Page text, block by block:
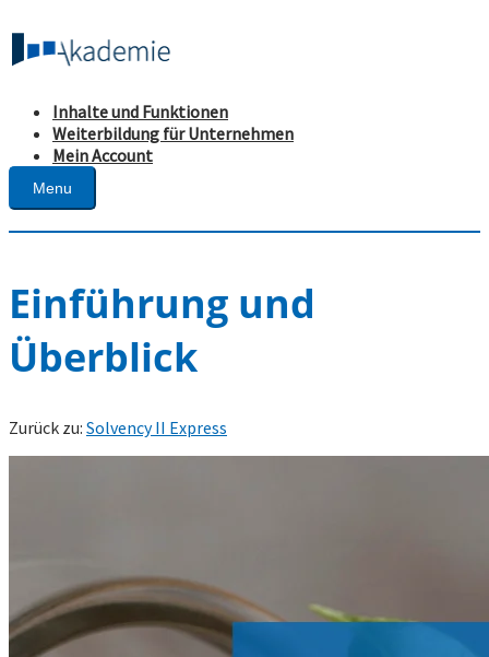
Inhalte und Funktionen
Weiterbildung für Unternehmen
Mein Account
Menu
Einführung und
Überblick
Zurück zu: Solvency II Express